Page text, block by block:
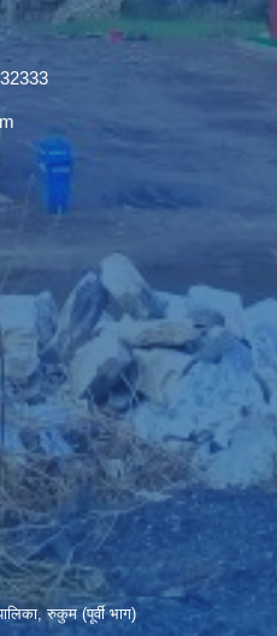
रुकुम (पूर्वी भाग)